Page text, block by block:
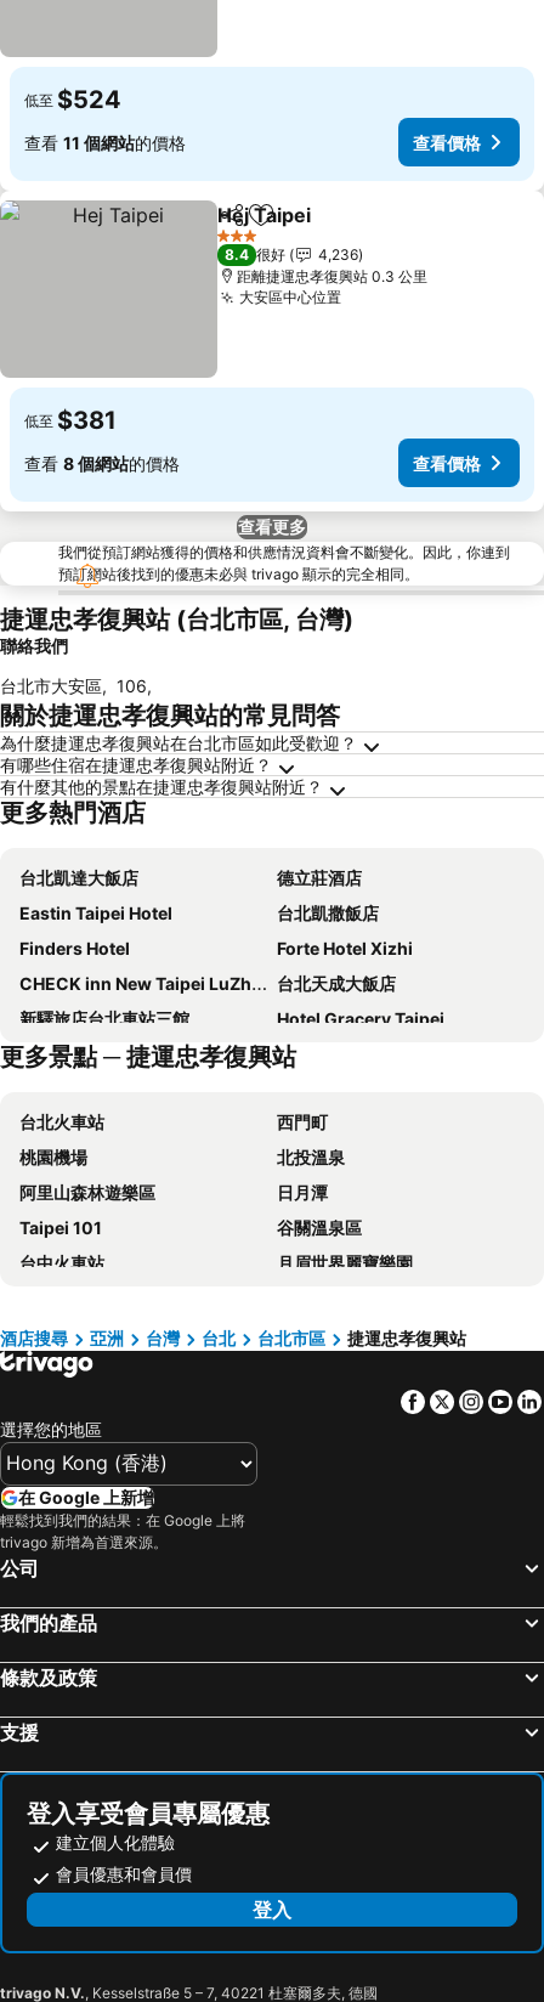
低至 $524
查看 11 個網站的價格 查看價格
分享 放到收藏夾
Hej Taipei
3 星級
8.4 很好
4,236
距離捷運忠孝復興站 0.3 公里
大安區中心位置
低至 $381
查看 8 個網站的價格 查看價格
查看更多
我們從預訂網站獲得的價格和供應情況資料會不斷變化。因此，你連到
預訂網站後找到的優惠未必與 trivago 顯示的完全相同。
捷運忠孝復興站 (台北市區, 台灣)
聯絡我們
台北市大安區, 106,
關於捷運忠孝復興站的常見問答
為什麼捷運忠孝復興站在台北市區如此受歡迎？
有哪些住宿在捷運忠孝復興站附近？
有什麼其他的景點在捷運忠孝復興站附近？
更多熱門酒店
台北凱達大飯店
德立莊酒店
Eastin Taipei Hotel
台北凱撒飯店
Finders Hotel
Forte Hotel Xizhi
CHECK inn New Taipei LuZhou
台北天成大飯店
新驛旅店台北車站三館
Hotel Gracery Taipei
台北西門町意舍
洛碁大飯店忠孝館
Hotel Cham Cham Taipei
路徒行旅
瓏山林台北中和飯店
和苑三井花園飯店 台北忠孝
The Grand Hotel
Mayer Inn
台北花園大酒店
Solaria Nisitetsu Hotel Taipei Ximen
Hotel Papa Whale
Hyatt Place New Taipei City Xinzhuang
Hotel Puri Taipei Station Branch
Hub Hotel - Taipei Songshan Airport
台北福華大飯店
Roaders Plus Hotel Taipei Station
柯達大飯店台北一店
捷絲旅-西門町館
新驛旅店台北車站二館
明日大飯店
台北美侖大飯店
Beauty Hotels Taipei - Hotel B7
Hotel Fun - Linsen
台北大倉久和大飯店
Hotel Uketamo
Xingfumiwo Happiness Meworld
Les Suites Taipei - Da An
臺北碧瑤飯店
更多景點 ─ 捷運忠孝復興站
台北火車站
西門町
桃園機場
北投溫泉
阿里山森林遊樂區
日月潭
Taipei 101
谷關溫泉區
台中火車站
月眉世界麗寶樂園
大安區
逢甲夜市
六福村主題遊樂園
台中烏日高鐵站
烏來溫泉
捷運中山站
大安森林公園
台中一中商圈
內湖區
士林夜市
桃園火車站
九份
宜蘭礁溪溫泉公園
饒河街觀光夜市
萬華區
新北投
捷運忠孝新生站
新竹火車站
台北國父紀念館
酒店搜尋 亞洲 台灣 台北 台北市區 捷運忠孝復興站
Facebook
Twitter
選擇您的地區
在 Google 上新增
輕鬆找到我們的結果：在 Google 上將
trivago 新增為首選來源。
公司
我們的產品
條款及政策
支援
登入享受會員專屬優惠
建立個人化體驗
會員優惠和會員價
登入
trivago N.V., Kesselstraße 5 – 7, 40221 杜塞爾多夫, 德國